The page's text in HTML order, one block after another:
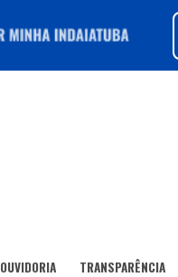
OUVIDORIA TRANSPARÊNCIA